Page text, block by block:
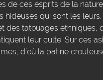
de ces esprits de la
hideuses qui sont les
des tatouages ethniques,
leur culte. Sur ces
d’où la patine